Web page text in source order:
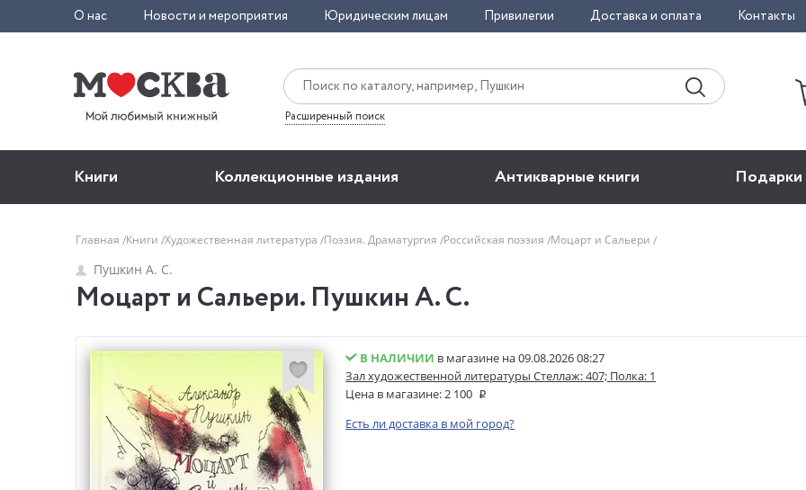
О нас Новости и мероприятия Юридическим лицам Привилегии Доставка и оплата Контакты
Расширенный поиск
Книги Коллекционные издания Антикварные книги Подарки
Главная Книги Художественная литература Поэзия. Драматургия Российская поэзия Моцарт и Сальери
Пушкин А. С.
Моцарт и Сальери. Пушкин А. С.
В НАЛИЧИИ в магазине на 09.08.2026 08:27
Зал художественной литературы Стеллаж: 407; Полка: 1
Цена в магазине:2 100
Есть ли доставка в мой город?